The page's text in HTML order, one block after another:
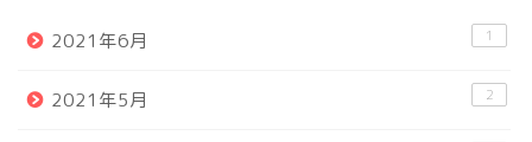
2021年6月 1
2021年5月 2